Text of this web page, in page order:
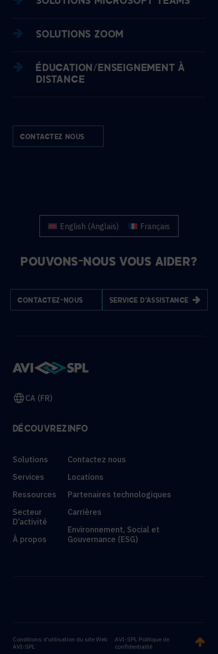
SOLUTIONS ZOOM
ÉDUCATION/ENSEIGNEMENT À
DISTANCE
CONTACTEZ NOUS
English (Anglais) Français
POUVONS-NOUS VOUS AIDER?
CONTACTEZ-NOUS SERVICE D'ASSISTANCE
CA (FR)
DÉCOUVREZ
Solutions
Services
Ressources
Secteur
D’activité
À propos
INFO
Contactez nous
Locations
Partenaires technologiques
Carrières
Environnement, Social et
Gouvernance (ESG)
Conditions d’utilisation du site Web
AVI-SPL
AVI-SPL Politique de
confidentialité